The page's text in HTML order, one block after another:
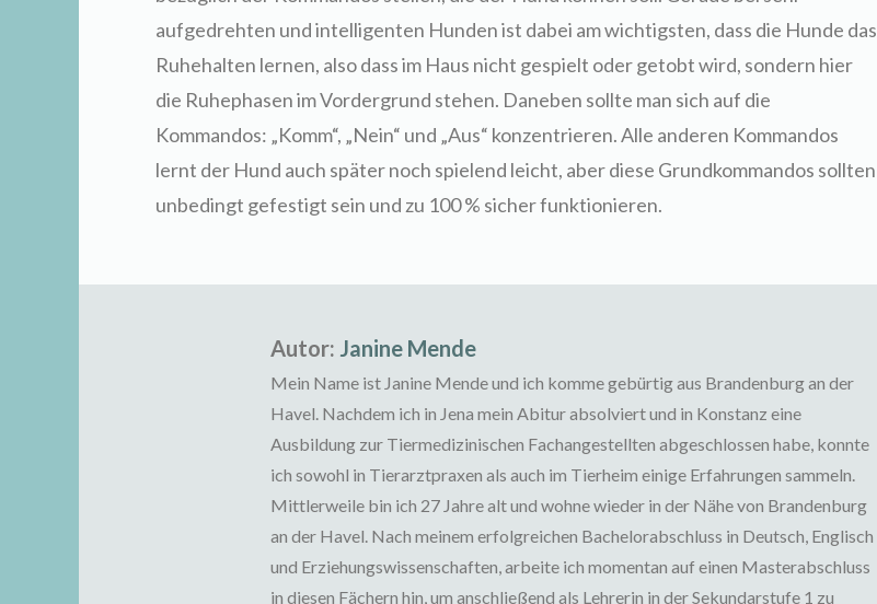
aufgedrehten und intelligenten Hunden ist dabei am wichtigsten, dass die Hunde das
Ruhehalten lernen, also dass im Haus nicht gespielt oder getobt wird, sondern hier
die Ruhephasen im Vordergrund stehen. Daneben sollte man sich auf die
Kommandos: „Komm“, „Nein“ und „Aus“ konzentrieren. Alle anderen Kommandos
lernt der Hund auch später noch spielend leicht, aber diese Grundkommandos sollten
unbedingt gefestigt sein und zu 100 % sicher funktionieren.
Autor: Janine Mende
Mein Name ist Janine Mende und ich komme gebürtig aus Brandenburg an der
Havel. Nachdem ich in Jena mein Abitur absolviert und in Konstanz eine
Ausbildung zur Tiermedizinischen Fachangestellten abgeschlossen habe, konnte
ich sowohl in Tierarztpraxen als auch im Tierheim einige Erfahrungen sammeln.
Mittlerweile bin ich 27 Jahre alt und wohne wieder in der Nähe von Brandenburg
an der Havel. Nach meinem erfolgreichen Bachelorabschluss in Deutsch, Englisch
und Erziehungswissenschaften, arbeite ich momentan auf einen Masterabschluss
in diesen Fächern hin, um anschließend als Lehrerin in der Sekundarstufe 1 zu